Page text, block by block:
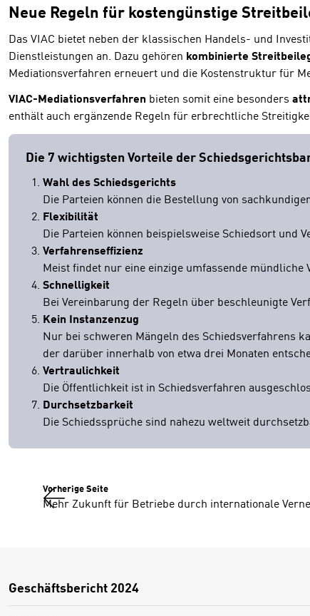
Neue Regeln für kostengünstige
Das VIAC bietet neben der klassischen Handels- und
Dienstleistungen an. Dazu gehören kombinierte
Mediationsverfahren erneuert und die Kostenstruktur für
VIAC-Mediationsverfahren bieten somit eine besonders
enthält auch ergänzende Regeln für erbrechtliche
Die 7 wichtigsten Vorteile der
Wahl des Schiedsgerichts
Die Parteien können die Bestellung von
Flexibilität
Die Parteien können beispielsweise Schiedsort und
Verfahrenseffizienz
Meist findet nur eine einzige umfassende
Schnelligkeit
Bei Vereinbarung der Regeln über beschleunigte
Kein Instanzenzug
Nur bei schweren Mängeln des Schiedsverfahrens
der darüber innerhalb von etwa drei Monaten
Vertraulichkeit
Die Öffentlichkeit ist in Schiedsverfahren
Durchsetzbarkeit
Die Schiedssprüche sind nahezu weltweit
Vorherige Seite
Mehr Zukunft für Betriebe durch internationale
Geschäftsbericht 2024